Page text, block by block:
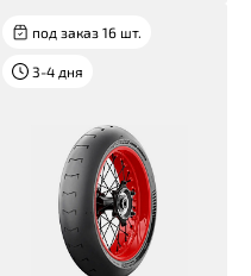
под заказ 16 шт.
3-4 дня